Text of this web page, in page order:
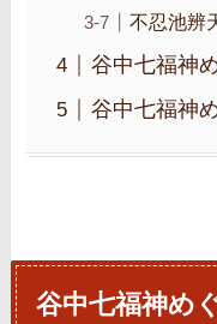
不忍池辨
谷中七福神
谷中七福神
谷中七福神め